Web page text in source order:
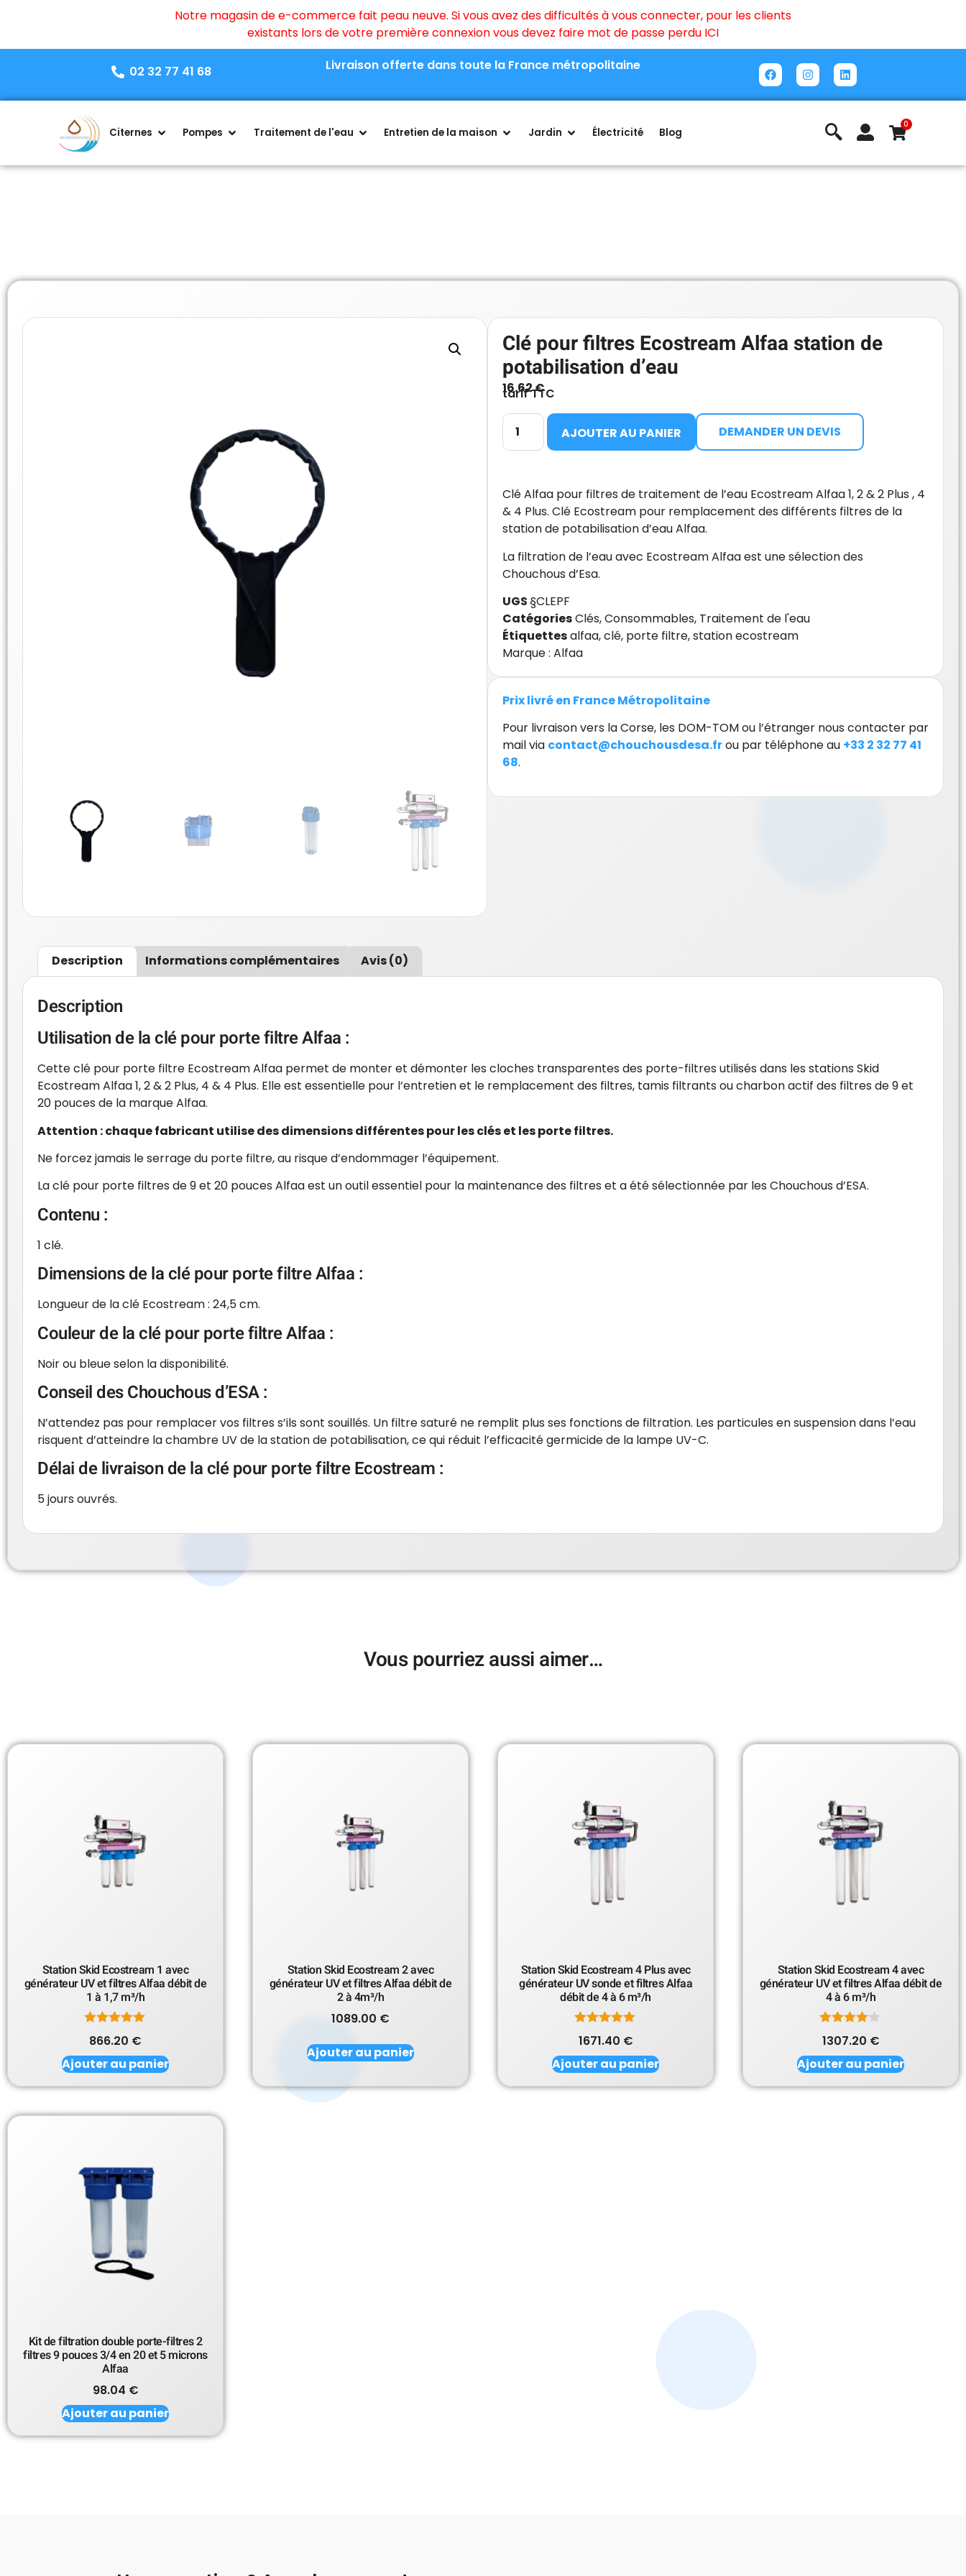
Notre magasin de e-commerce fait peau neuve. Si vous avez des difficultés à vous connecter, pour les clients
existants lors de votre première connexion vous devez faire mot de passe perdu ICI
02 32 77 41 68 Livraison offerte dans toute la France métropolitaine
Citernes Pompes Traitement de l'eau Entretien de la maison Jardin Électricité Blog
0
Clé pour filtres Ecostream Alfaa station de
potabilisation d’eau
16.62€
tarif TTC
AJOUTER AU PANIER DEMANDER UN DEVIS
Clé Alfaa pour filtres de traitement de l’eau Ecostream Alfaa 1, 2 & 2 Plus , 4
& 4 Plus. Clé Ecostream pour remplacement des différents filtres de la
station de potabilisation d’eau Alfaa.
La filtration de l’eau avec Ecostream Alfaa est une sélection des
Chouchous d’Esa.
UGS§CLEPF
CatégoriesClés,Consommables, Traitement de l'eau
Étiquettesalfaa,clé, porte filtre,station ecostream
Marque : Alfaa
Prix livré en France Métropolitaine
Pour livraison vers la Corse, les DOM-TOM ou l’étranger nous contacter par
mail via contact@chouchousdesa.frou par téléphone au +33 2 32 77 41
68.
Description Informations complémentaires Avis (0)
Description
Utilisation de la clé pour porte filtre Alfaa :
Cette clé pour porte filtre Ecostream Alfaa permet de monter et démonter les cloches transparentes des porte-filtres utilisés dans les stations Skid
Ecostream Alfaa 1, 2 & 2 Plus, 4 & 4 Plus. Elle est essentielle pour l’entretien et le remplacement des filtres, tamis filtrants ou charbon actif des filtres de 9 et
20 pouces de la marque Alfaa.
Attention : chaque fabricant utilise des dimensions différentes pour les clés et les porte filtres.
Ne forcez jamais le serrage du porte filtre, au risque d’endommager l’équipement.
La clé pour porte filtres de 9 et 20 pouces Alfaa est un outil essentiel pour la maintenance des filtres et a été sélectionnée par les Chouchous d’ESA.
Contenu :
1 clé.
Dimensions de la clé pour porte filtre Alfaa :
Longueur de la clé Ecostream : 24,5 cm.
Couleur de la clé pour porte filtre Alfaa :
Noir ou bleue selon la disponibilité.
Conseil des Chouchous d’ESA :
N’attendez pas pour remplacer vos filtres s’ils sont souillés. Un filtre saturé ne remplit plus ses fonctions de filtration. Les particules en suspension dans l’eau
risquent d’atteindre la chambre UV de la station de potabilisation, ce qui réduit l’efficacité germicide de la lampe UV-C.
Délai de livraison de la clé pour porte filtre Ecostream :
5 jours ouvrés.
Vous pourriez aussi aimer…
Station Skid Ecostream 1 avec
générateur UV et filtres Alfaa débit de
1 à 1,7 m³/h
5.00
sur 5
866.20 €
Ajouter au panier
Station Skid Ecostream 2 avec
générateur UV et filtres Alfaa débit de
2 à 4m³/h
1089.00 €
Ajouter au panier
Station Skid Ecostream 4 Plus avec
générateur UV sonde et filtres Alfaa
débit de 4 à 6 m³/h
5.00
sur 5
1671.40 €
Ajouter au panier
Station Skid Ecostream 4 avec
générateur UV et filtres Alfaa débit de
4 à 6 m³/h
4.00
sur 5
1307.20 €
Ajouter au panier
Kit de filtration double porte-filtres 2
filtres 9 pouces 3/4 en 20 et 5 microns
Alfaa
98.04 €
Ajouter au panier